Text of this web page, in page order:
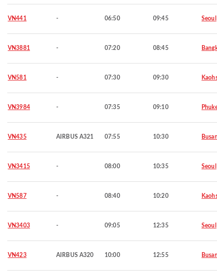
VN441 - 06:50 09:45 Seoul
VN3881 - 07:20 08:45
VN581 - 07:30 09:30
VN3984 - 07:35 09:10
VN435 AIRBUS A321 07:55 10:30
VN3415 - 08:00 10:35 Seoul
VN587 - 08:40 10:20
VN3403 - 09:05 12:35 Seoul
VN423 AIRBUS A320 10:00 12:55